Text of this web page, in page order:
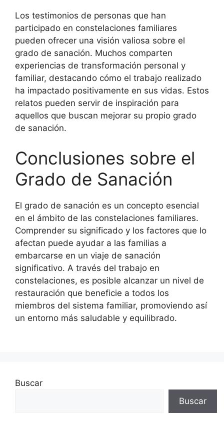
Los testimonios de personas que han
participado en constelaciones familiares
pueden ofrecer una visión valiosa sobre el
grado de sanación. Muchos comparten
experiencias de transformación personal y
familiar, destacando cómo el trabajo realizado
ha impactado positivamente en sus vidas. Estos
relatos pueden servir de inspiración para
aquellos que buscan mejorar su propio grado
de sanación.
Conclusiones sobre el
Grado de Sanación
El grado de sanación es un concepto esencial
en el ámbito de las constelaciones familiares.
Comprender su significado y los factores que lo
afectan puede ayudar a las familias a
embarcarse en un viaje de sanación
significativo. A través del trabajo en
constelaciones, es posible alcanzar un nivel de
restauración que beneficie a todos los
miembros del sistema familiar, promoviendo así
un entorno más saludable y equilibrado.
Buscar
Buscar